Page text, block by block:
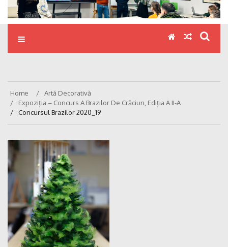
Home
Artă Decorativă
Expoziția – Concurs A Brazilor De Crăciun, Ediția A II-A
Concursul Brazilor 2020_19